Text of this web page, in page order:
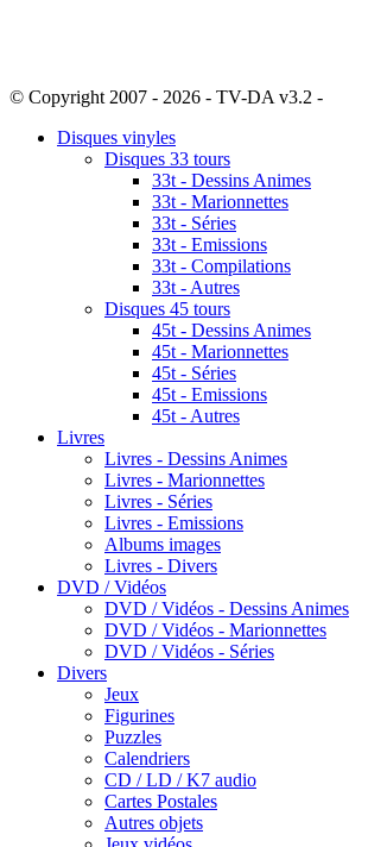
© Copyright 2007 - 2026 - TV-DA v3.2 -
Disques vinyles
Disques 33 tours
33t - Dessins Animes
33t - Marionnettes
33t - Séries
33t - Emissions
33t - Compilations
33t - Autres
Disques 45 tours
45t - Dessins Animes
45t - Marionnettes
45t - Séries
45t - Emissions
45t - Autres
Livres
Livres - Dessins Animes
Livres - Marionnettes
Livres - Séries
Livres - Emissions
Albums images
Livres - Divers
DVD / Vidéos
DVD / Vidéos - Dessins Animes
DVD / Vidéos - Marionnettes
DVD / Vidéos - Séries
Divers
Jeux
Figurines
Puzzles
Calendriers
CD / LD / K7 audio
Cartes Postales
Autres objets